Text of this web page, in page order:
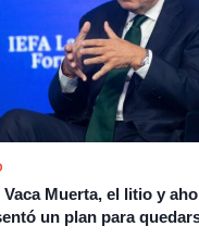
Muerta, el litio y
un plan para